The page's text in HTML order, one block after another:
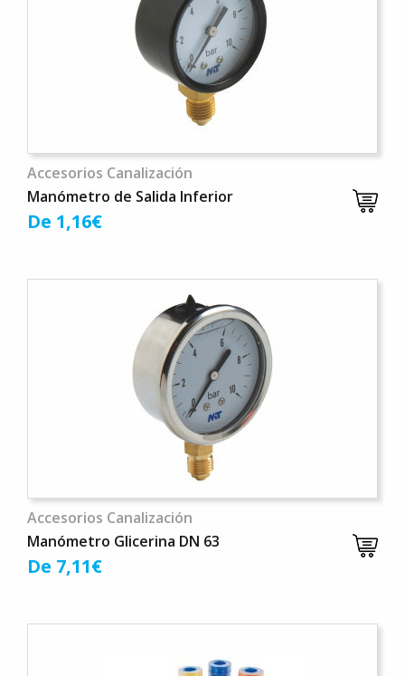
Accesorios Canalización
Manómetro de Salida Inferior
De 1,16€
Accesorios Canalización
Manómetro Glicerina DN 63
De 7,11€